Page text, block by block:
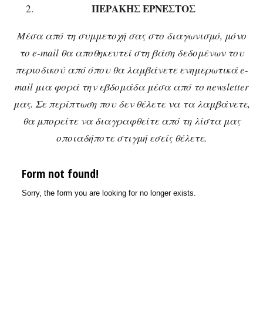
ΠΕΡΑΚΗΣ ΕΡΝΕΣΤΟΣ
Μέσα από τη συμμετοχή σας στο διαγωνισμό, μόνο
το e-mail θα αποθηκευτεί στη βάση δεδομένων του
περιοδικού από όπου θα λαμβάνετε ενημερωτικά e-
mail μια φορά την εβδομάδα μέσα από το newsletter
μας. Σε περίπτωση που δεν θέλετε να τα λαμβάνετε,
θα μπορείτε να διαγραφθείτε από τη λίστα μας
οποιαδήποτε στιγμή εσείς θέλετε.